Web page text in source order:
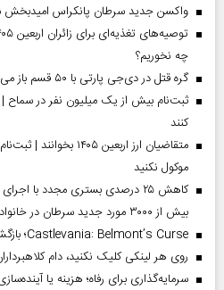
واکسن جدید سرطان پانکراس
چه نخوریم؟
گره قتل در دی‌جی پارتی با ۵۰ قسم باز می‌شود
ثبت‌نام بیش از یک میلیون نفر در سماح |
کنند
متقاضیان ارز اربعین
موکول نکنید
کاهش ۲۵ درصدی بستری مجدد با
بیش از ۳۰۰۰ مورد جدید سرطان در خانواده بیماران
Castlevania: Belmont’s Curse؛ بازگشت باشکوه شکارچیان خون‌آشام
روی هر لینکی کلیک نکنید، دام
سرمایه‌گذاری برای رفاه؛ هزینه یا